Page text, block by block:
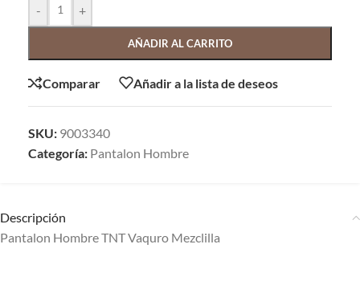
- +
AÑADIR AL CARRITO
Comparar Añadir a la lista de deseos
SKU: 9003340
Categoría: Pantalon Hombre
Descripción
Pantalon Hombre TNT Vaquro Mezclilla